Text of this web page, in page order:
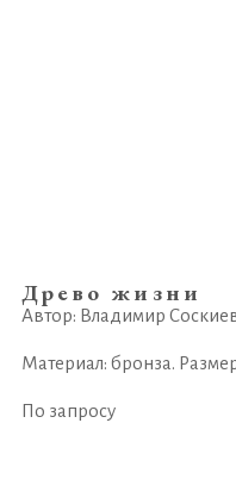
Древо жизни
Автор: Владимир
Материал: бронза.
По запросу